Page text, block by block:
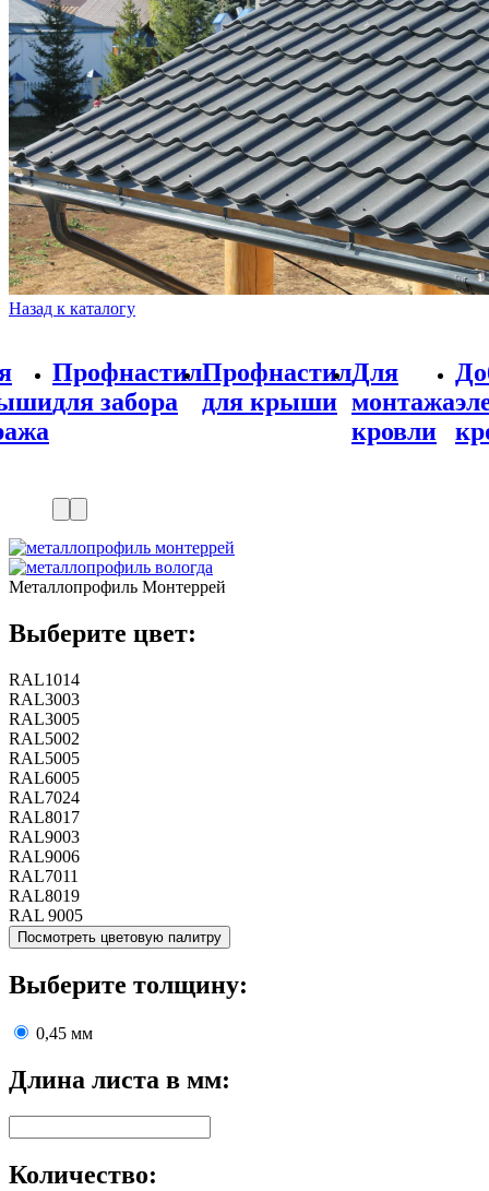
Назад к каталогу
Профнастил
для крыши
Для
монтажа
Доборные
элементы
кровли
для
Металлопрофиль Монтеррей
Выберите цвет:
RAL1014
RAL3003
RAL3005
RAL5002
RAL5005
RAL6005
RAL7024
RAL8017
RAL9003
RAL9006
RAL7011
RAL8019
RAL 9005
Посмотреть цветовую палитру
Выберите толщину:
0,45 мм
Длина листа в мм:
Количество: